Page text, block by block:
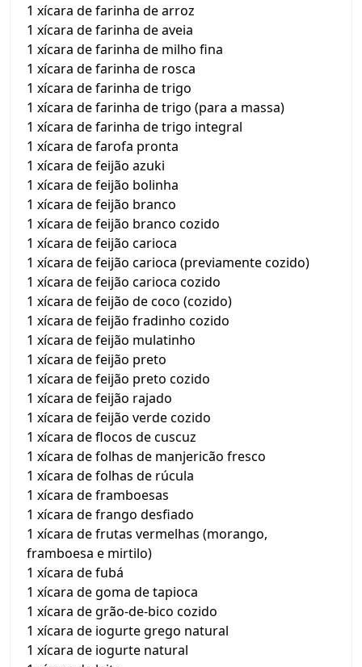
1 xícara de farinha de arroz
1 xícara de farinha de aveia
1 xícara de farinha de milho fina
1 xícara de farinha de rosca
1 xícara de farinha de trigo
1 xícara de farinha de trigo (para a massa)
1 xícara de farinha de trigo integral
1 xícara de farofa pronta
1 xícara de feijão azuki
1 xícara de feijão bolinha
1 xícara de feijão branco
1 xícara de feijão branco cozido
1 xícara de feijão carioca
1 xícara de feijão carioca (previamente cozido)
1 xícara de feijão carioca cozido
1 xícara de feijão de coco (cozido)
1 xícara de feijão fradinho cozido
1 xícara de feijão mulatinho
1 xícara de feijão preto
1 xícara de feijão preto cozido
1 xícara de feijão rajado
1 xícara de feijão verde cozido
1 xícara de flocos de cuscuz
1 xícara de folhas de manjericão fresco
1 xícara de folhas de rúcula
1 xícara de framboesas
1 xícara de frango desfiado
1 xícara de frutas vermelhas (morango,
framboesa e mirtilo)
1 xícara de fubá
1 xícara de goma de tapioca
1 xícara de grão-de-bico cozido
1 xícara de iogurte grego natural
1 xícara de iogurte natural